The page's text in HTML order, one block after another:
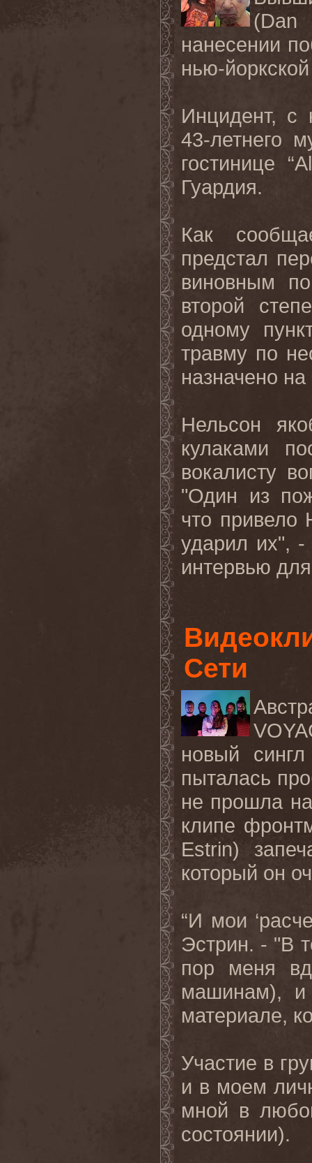
(Dan
нанесении
нью-
Инцидент, с
43-летнего
гостинице
Гуардия.
Как
предстал
виновным
второй
одному
травму по
назначено
Нельсон
кулаками
вокалисту
"Один из
что привело
ударил их", -
интервью
Сети
новый сингл
пыталась
не прошла
клипе
Estrin)
который он
“И мои
Эстрин. - "В
пор меня
машинам), и
материале,
Участие в
и в моем
мной в
состоянии).